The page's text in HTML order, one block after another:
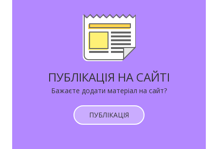
ПУБЛІКАЦІЯ НА САЙТІ
Бажаєте додати матеріал на сайт?
ПУБЛІКАЦІЯ